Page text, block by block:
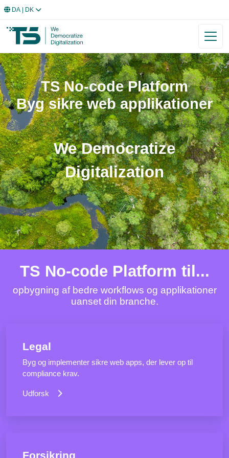
DA | DK
TS No-code Platform
Byg sikre web applikationer
We Democratize
Digitalization
TS No-code Platform til...
opbygning af bedre workflows og applikationer
uanset din branche.
Legal
Byg og implementer sikre web apps, der lever op til
compliance krav.
Udforsk
Forsikring